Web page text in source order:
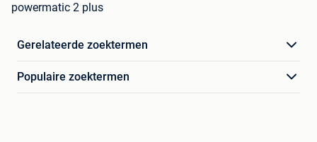
powermatic 2 plus
Gerelateerde zoektermen
Populaire zoektermen